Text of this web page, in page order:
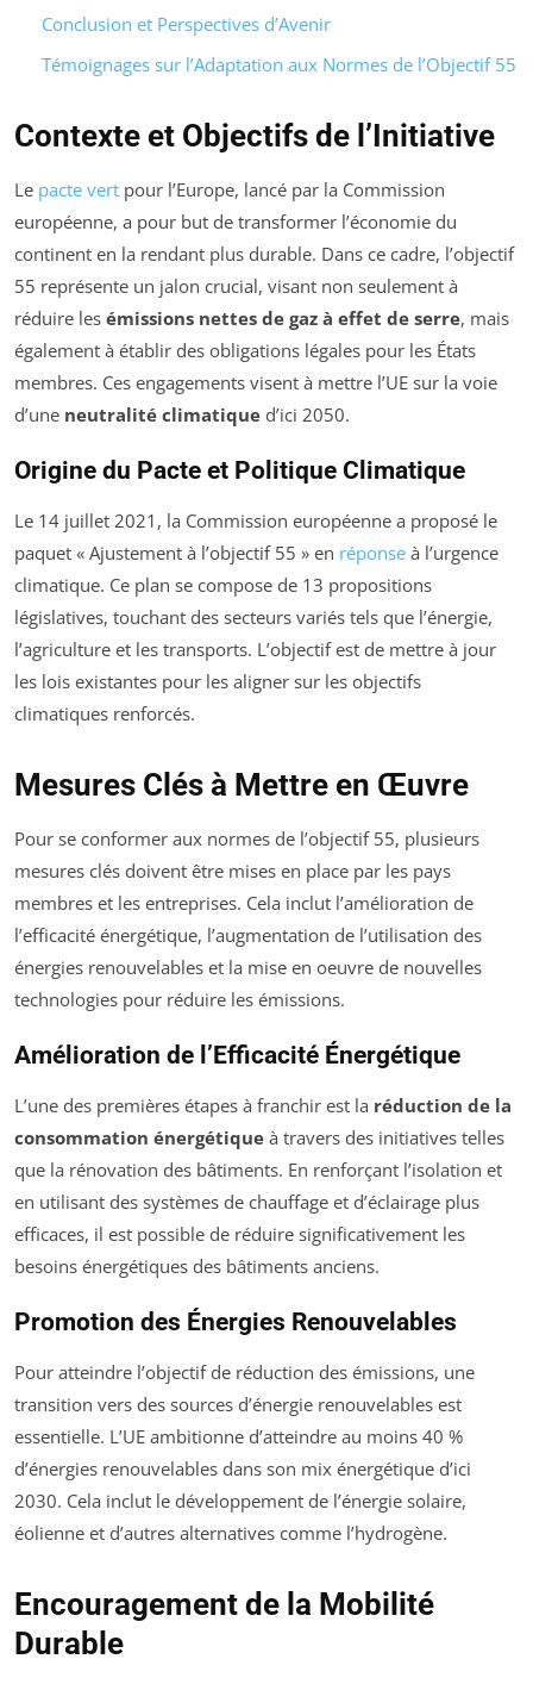
Conclusion et Perspectives d’Avenir
Témoignages sur l’Adaptation aux Normes de l’Objectif 55
Contexte et Objectifs de l’Initiative
Le pacte vert pour l’Europe, lancé par la Commission
européenne, a pour but de transformer l’économie du
continent en la rendant plus durable. Dans ce cadre, l’objectif
55 représente un jalon crucial, visant non seulement à
réduire les émissions nettes de gaz à effet de serre, mais
également à établir des obligations légales pour les États
membres. Ces engagements visent à mettre l’UE sur la voie
d’une neutralité climatique d’ici 2050.
Origine du Pacte et Politique Climatique
Le 14 juillet 2021, la Commission européenne a proposé le
paquet « Ajustement à l’objectif 55 » en réponse à l’urgence
climatique. Ce plan se compose de 13 propositions
législatives, touchant des secteurs variés tels que l’énergie,
l’agriculture et les transports. L’objectif est de mettre à jour
les lois existantes pour les aligner sur les objectifs
climatiques renforcés.
Mesures Clés à Mettre en Œuvre
Pour se conformer aux normes de l’objectif 55, plusieurs
mesures clés doivent être mises en place par les pays
membres et les entreprises. Cela inclut l’amélioration de
l’efficacité énergétique, l’augmentation de l’utilisation des
énergies renouvelables et la mise en oeuvre de nouvelles
technologies pour réduire les émissions.
Amélioration de l’Efficacité Énergétique
L’une des premières étapes à franchir est la réduction de la
consommation énergétique à travers des initiatives telles
que la rénovation des bâtiments. En renforçant l’isolation et
en utilisant des systèmes de chauffage et d’éclairage plus
efficaces, il est possible de réduire significativement les
besoins énergétiques des bâtiments anciens.
Promotion des Énergies Renouvelables
Pour atteindre l’objectif de réduction des émissions, une
transition vers des sources d’énergie renouvelables est
essentielle. L’UE ambitionne d’atteindre au moins 40 %
d’énergies renouvelables dans son mix énergétique d’ici
2030. Cela inclut le développement de l’énergie solaire,
éolienne et d’autres alternatives comme l’hydrogène.
Encouragement de la Mobilité
Durable